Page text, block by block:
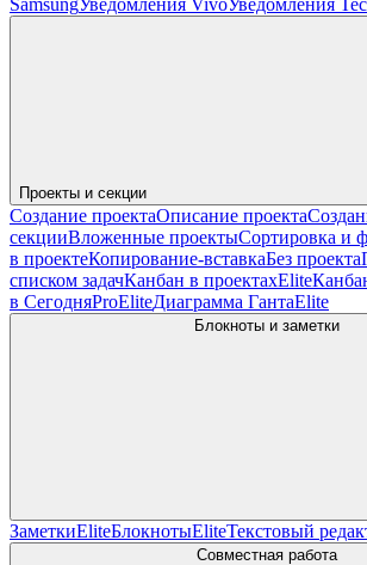
SamsungУведомления VivoУведомления
Проекты и секции
Создание проектаОписание проекта
секцииВложенные проектыСортировка и
в проектеКопирование-вставкаБез проекта
списком задачКанбан в проектахElite
в СегодняProEliteДиаграмма ГантаElite
Блокноты и заметки
ЗаметкиEliteБлокнотыEliteТекстовый
Совместная работа